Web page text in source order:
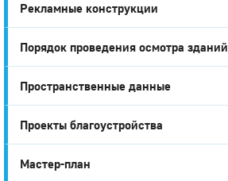
Рекламные конструкции
Порядок проведения осмотра зданий
Пространственные данные
Проекты благоустройства
Мастер-план